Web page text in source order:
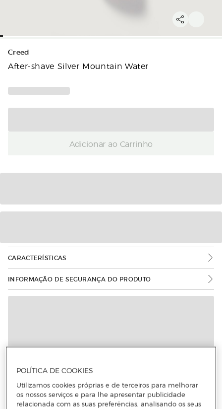
Creed
After-shave Silver Mountain Water
Adicionar ao Carrinho
CARACTERÍSTICAS
INFORMAÇÃO DE SEGURANÇA DO PRODUTO
POLÍTICA DE COOKIES
Utilizamos cookies próprias e de terceiros para melhorar
os nossos serviços e para lhe apresentar publicidade
relacionada com as suas preferências, analisando os seus